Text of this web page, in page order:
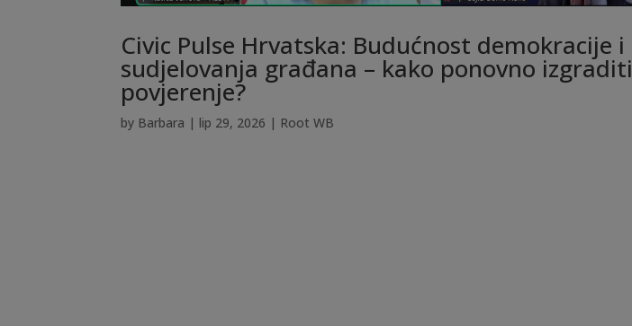
Civic Pulse Hrvatska: Budućnost demokracije i
sudjelovanja građana – kako ponovno izgraditi
povjerenje?
by Barbara | lip 29, 2026 | Root WB